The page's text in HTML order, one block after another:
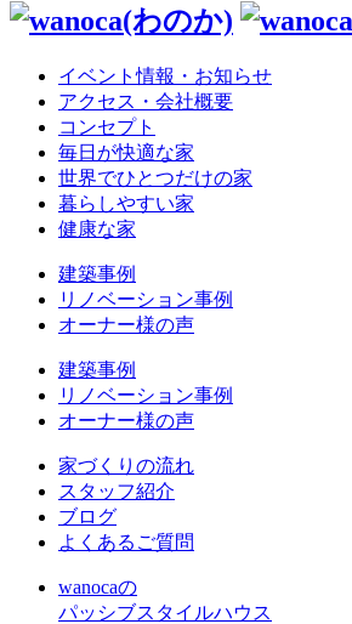
イベント情報・お知らせ
アクセス・会社概要
コンセプト
毎日が快適な家
世界でひとつだけの家
暮らしやすい家
健康な家
建築事例
リノベーション事例
オーナー様の声
建築事例
リノベーション事例
オーナー様の声
家づくりの流れ
スタッフ紹介
ブログ
よくあるご質問
wanocaの
パッシブスタイルハウス